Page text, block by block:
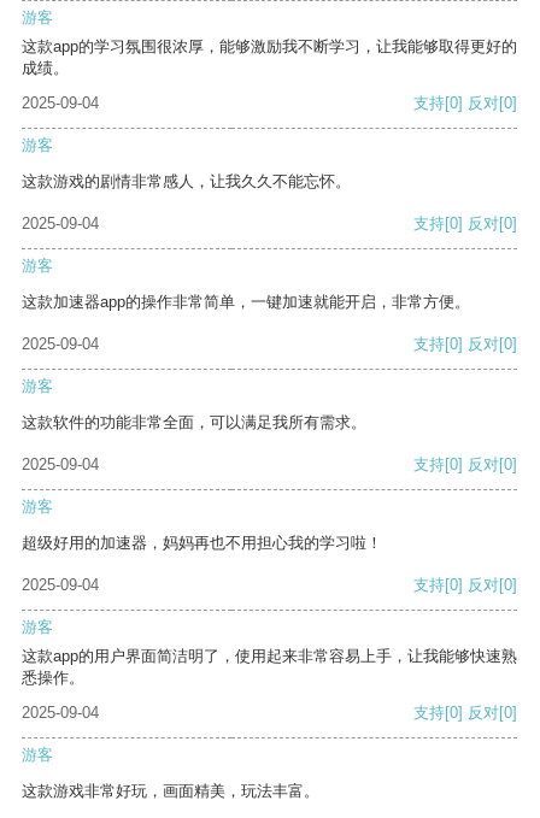
游客
这款app的学习氛围很浓厚，能够激励我不断学习，让我能够取得更好的
成绩。
2025-09-04
支持[0] 反对[0]
游客
这款游戏的剧情非常感人，让我久久不能忘怀。
2025-09-04 支持[0] 反对[0]
游客
这款加速器app的操作非常简单，一键加速就能开启，非常方便。
2025-09-04 支持[0] 反对[0]
游客
这款软件的功能非常全面，可以满足我所有需求。
2025-09-04 支持[0] 反对[0]
游客
超级好用的加速器，妈妈再也不用担心我的学习啦！
2025-09-04 支持[0] 反对[0]
游客
这款app的用户界面简洁明了，使用起来非常容易上手，让我能够快速熟
悉操作。
2025-09-04
支持[0] 反对[0]
游客
这款游戏非常好玩，画面精美，玩法丰富。